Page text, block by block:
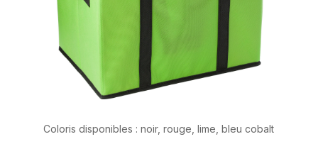
Coloris disponibles : noir, rouge, lime, bleu cobalt